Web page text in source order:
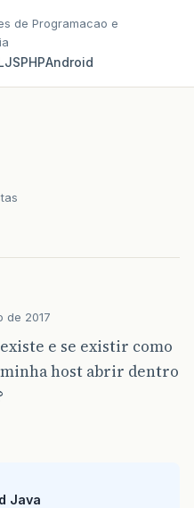
de Programacao e
JSPHPAndroid
de 2017
e se existir como
host abrir dentro
Java